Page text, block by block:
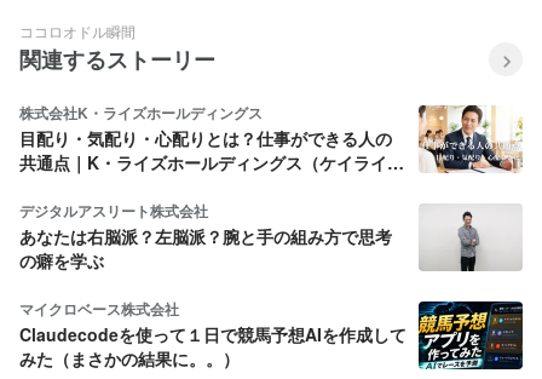
ココロオドル瞬間
関連するストーリー
株式会社K・ライズホールディングス
目配り・気配り・心配りとは？仕事ができる人の
共通点｜K・ライズホールディングス（ケイライ
デジタルアスリート株式会社
あなたは右脳派？左脳派？腕と手の組み方で思考
の癖を学ぶ
マイクロベース株式会社
Claudecodeを使って１日で競馬予想AIを作成して
みた（まさかの結果に。。）